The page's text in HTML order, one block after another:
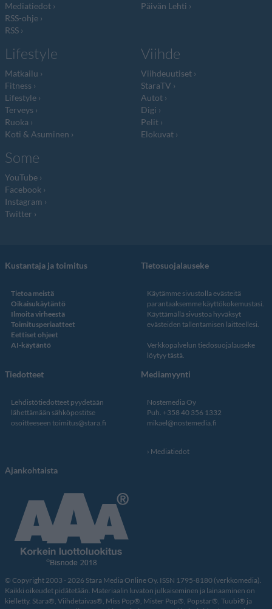
Mediatiedot
RSS-ohje
RSS
Päivän Lehti
Lifestyle
Matkailu
Fitness
Lifestyle
Terveys
Ruoka
Koti & Asuminen
Viihde
Viihdeuutiset
StaraTV
Autot
Digi
Pelit
Elokuvat
Some
YouTube
Facebook
Instagram
Twitter
Kustantaja ja toimitus
Tietoa meistä
Oikaisukäytäntö
Ilmoita virheestä
Toimitusperiaatteet
Eettiset ohjeet
AI-käytäntö
Tietosuojalauseke
Käytämme sivustolla evästeitä
parantaaksemme käyttökokemustasi.
Käyttämällä sivustoa hyväksyt
evästeiden tallentamisen laitteellesi.
Verkkopalvelun tiedosuojalauseke
löytyy tästä.
Tiedotteet
Lehdistötiedotteet pyydetään
lähettämään sähköpostitse
osoitteeseen toimitus@stara.fi
Mediamyynti
Nostemedia Oy
Puh. +358 40 356 1332
mikael@nostemedia.fi
Mediatiedot
Ajankohtaista
© Copyright 2003 - 2026 Stara Media Online Oy. ISSN 1795-8180 (verkkomedia).
Kaikki oikeudet pidätetään. Materiaalin luvaton julkaiseminen ja lainaaminen on
kielletty. Stara®, Viihdetaivas®, Miss Pop®, Mister Pop®, Popstar®, Tuubi® ja